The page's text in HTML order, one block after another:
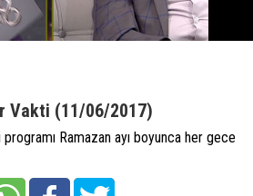
Vakti (11/06/2017)
Ramazan ayı boyunca her gece